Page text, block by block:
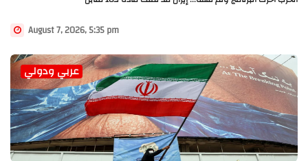
August 7, 2026, 5:35 pm
عربي ودولي